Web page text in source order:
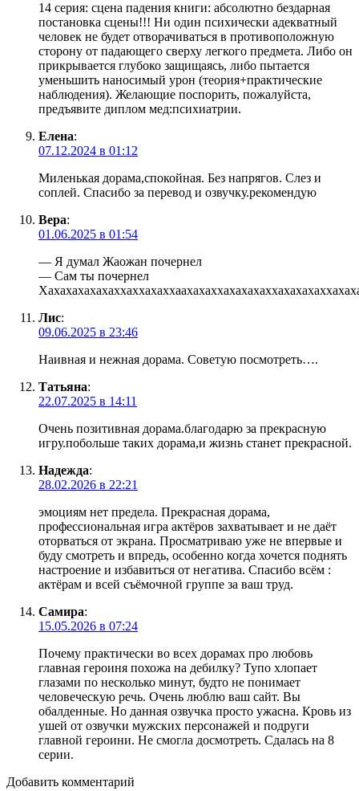
14 серия: сцена падения книги: абсолютно бездарная
постановка сцены!!! Ни один психически адекватный
человек не будет отворачиваться в противоположную
сторону от падающего сверху легкого предмета. Либо он
прикрывается глубоко защищаясь, либо пытается
уменьшить наносимый урон (теория+практические
наблюдения). Желающие поспорить, пожалуйста,
предъявите диплом мед:психиатрии.
Елена:
07.12.2024 в 01:12
Миленькая дорама,спокойная. Без напрягов. Слез и
соплей. Спасибо за перевод и озвучку.рекомендую
Вера:
01.06.2025 в 01:54
— Я думал Жаожан почернел
— Сам ты почернел
Лис:
09.06.2025 в 23:46
Наивная и нежная дорама. Советую посмотреть….
Татьяна:
22.07.2025 в 14:11
Очень позитивная дорама.благодарю за прекрасную
игру.побольше таких дорама,и жизнь станет прекрасной.
Надежда:
28.02.2026 в 22:21
эмоциям нет предела. Прекрасная дорама,
профессиональная игра актёров захватывает и не даёт
оторваться от экрана. Просматриваю уже не впервые и
буду смотреть и впредь, особенно когда хочется поднять
настроение и избавиться от негатива. Спасибо всём :
актёрам и всей съёмочной группе за ваш труд.
Самира:
15.05.2026 в 07:24
Почему практически во всех дорамах про любовь
главная героиня похожа на дебилку? Тупо хлопает
глазами по несколько минут, будто не понимает
человеческую речь. Очень люблю ваш сайт. Вы
обалденные. Но данная озвучка просто ужасна. Кровь из
ушей от озвучки мужских персонажей и подруги
главной героини. Не смогла досмотреть. Сдалась на 8
серии.
Добавить комментарий